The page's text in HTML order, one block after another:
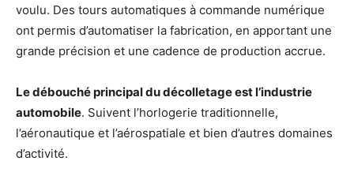
voulu. Des tours automatiques à commande numérique
ont permis d’automatiser la fabrication, en apportant une
grande précision et une cadence de production accrue.
Le débouché principal du décolletage est l’industrie
automobile. Suivent l’horlogerie traditionnelle,
l’aéronautique et l’aérospatiale et bien d’autres domaines
d’activité.